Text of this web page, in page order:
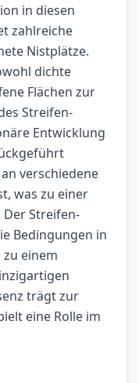
in diesen
zahlreiche
Nistplätze.
dichte
Flächen zur
Streifen-
Entwicklung
verschiedene
was zu einer
Streifen-
Bedingungen in
einem
trägt zur
eine Rolle im